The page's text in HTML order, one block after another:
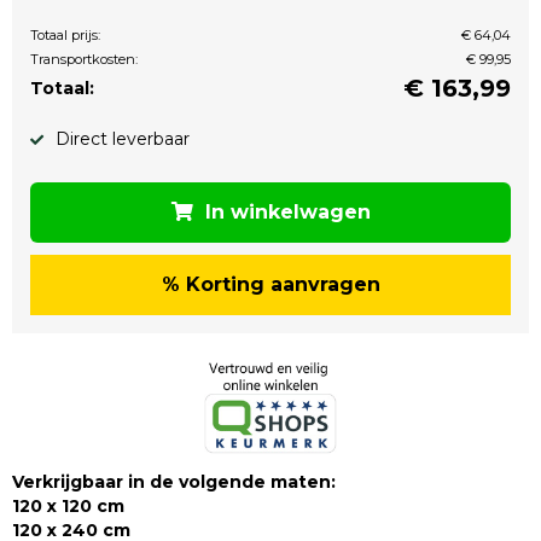
Totaal prijs:
€ 64,04
Transportkosten:
€ 99,95
Totaal: € 163,99
Direct leverbaar
In winkelwagen
% Korting aanvragen
Verkrijgbaar in de volgende maten:
120 x 120 cm
120 x 240 cm